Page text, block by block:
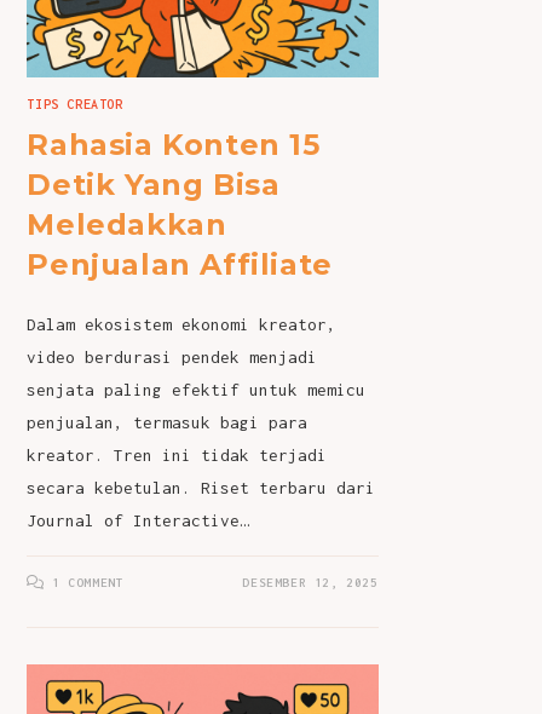
TIPS CREATOR
Rahasia Konten 15
Detik Yang Bisa
Meledakkan
Penjualan Affiliate
Dalam ekosistem ekonomi kreator,
video berdurasi pendek menjadi
senjata paling efektif untuk memicu
penjualan, termasuk bagi para
kreator. Tren ini tidak terjadi
secara kebetulan. Riset terbaru dari
Journal of Interactive…
1 COMMENT DESEMBER 12, 2025